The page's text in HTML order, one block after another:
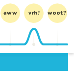
aww vrh! woot?!